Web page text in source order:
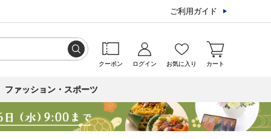
ご利用ガイド
クーポン ログイン お気に入り カート
ファッション・スポーツ